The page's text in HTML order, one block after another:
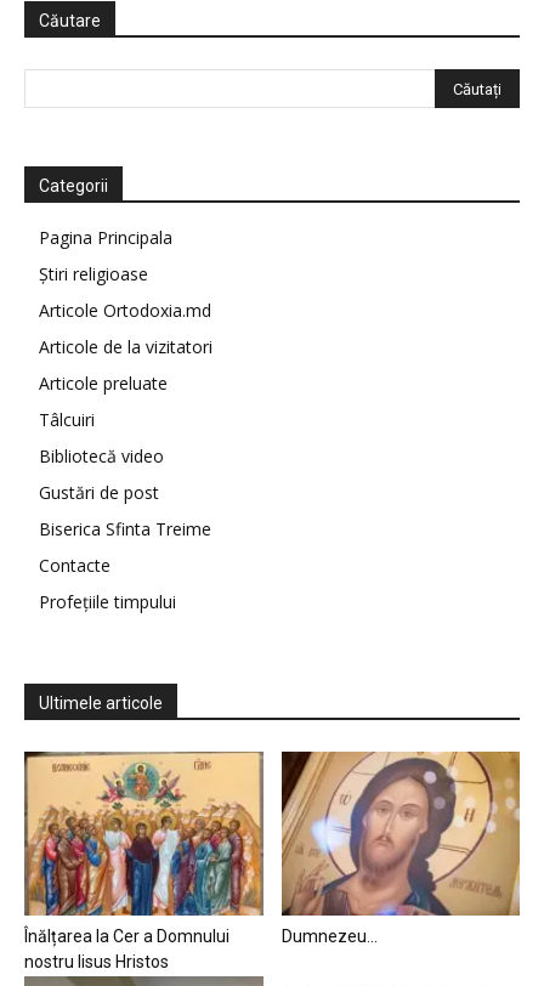
Căutare
Categorii
Pagina Principala
Știri religioase
Articole Ortodoxia.md
Articole de la vizitatori
Articole preluate
Tâlcuiri
Bibliotecă video
Gustări de post
Biserica Sfinta Treime
Contacte
Profețiile timpului
Ultimele articole
Înălțarea la Cer a Domnului
nostru Iisus Hristos
Dumnezeu…